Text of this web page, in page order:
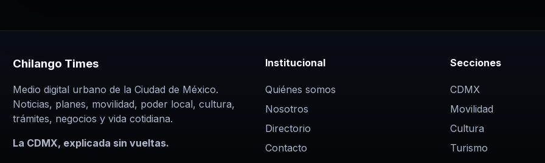
Chilango Times
Medio digital urbano de la Ciudad de México.
Noticias, planes, movilidad, poder local, cultura,
trámites, negocios y vida cotidiana.
La CDMX, explicada sin vueltas.
Institucional
Quiénes somos
Nosotros
Directorio
Contacto
Secciones
CDMX
Movilidad
Cultura
Turismo